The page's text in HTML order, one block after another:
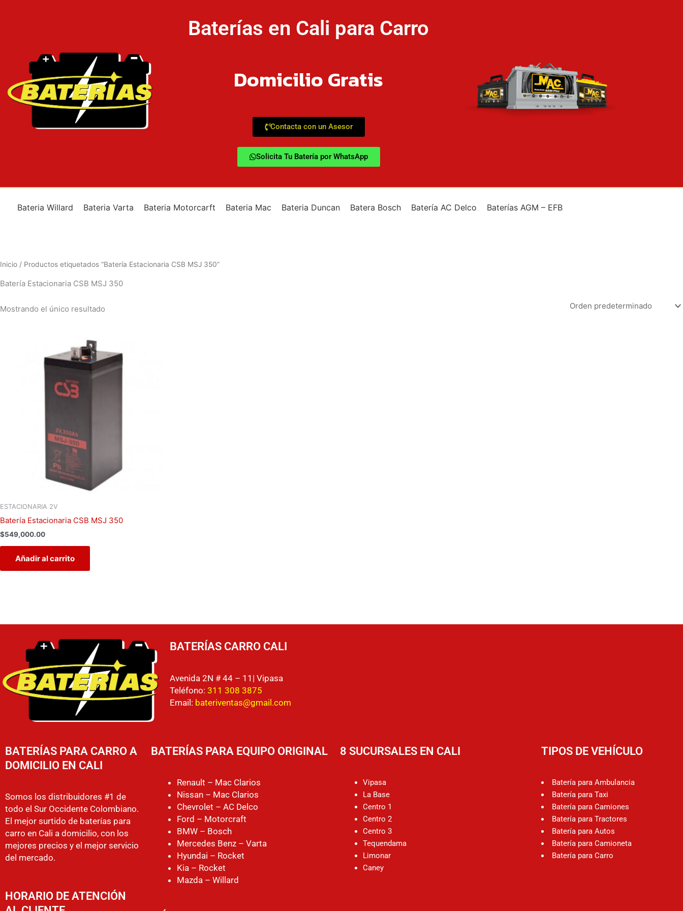
Baterías en Cali para Carro
Domicilio Gratis
Contacta con un Asesor
Solicita Tu Batería por WhatsApp
Bateria Willard Bateria Varta Bateria Motorcarft Bateria Mac Bateria Duncan Batera Bosch Batería AC Delco Baterías AGM – EFB
Inicio / Productos etiquetados “Batería Estacionaria CSB MSJ 350”
Batería Estacionaria CSB MSJ 350
Mostrando el único resultado
ESTACIONARIA 2V
Batería Estacionaria CSB MSJ 350
$549,000.00
Añadir al carrito
BATERÍAS CARRO CALI
Avenida 2N # 44 – 11| Vipasa
Teléfono: 311 308 3875
Email: bateriventas@gmail.com
BATERÍAS PARA CARRO A
DOMICILIO EN CALI
Somos los distribuidores #1 de
todo el Sur Occidente Colombiano.
El mejor surtido de baterías para
carro en Cali a domicilio, con los
mejores precios y el mejor servicio
del mercado.
HORARIO DE ATENCIÓN
BATERÍAS PARA EQUIPO ORIGINAL
Renault – Mac Clarios
Nissan – Mac Clarios
Chevrolet – AC Delco
Ford – Motorcraft
BMW – Bosch
Mercedes Benz – Varta
Hyundai – Rocket
Kia – Rocket
Mazda – Willard
8 SUCURSALES EN CALI
Vipasa
La Base
Centro 1
Centro 2
Centro 3
Tequendama
Limonar
Caney
TIPOS DE VEHÍCULO
Batería para Ambulancia
Batería para Taxi
Batería para Camiones
Batería para Tractores
Batería para Autos
Batería para Camioneta
Batería para Carro